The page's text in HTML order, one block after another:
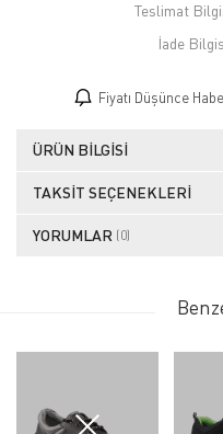
Teslimat
İade
Fiyatı Düşünce
ÜRÜN BILGISI
TAKSIT SEÇENEKLERI
YORUMLAR (0)